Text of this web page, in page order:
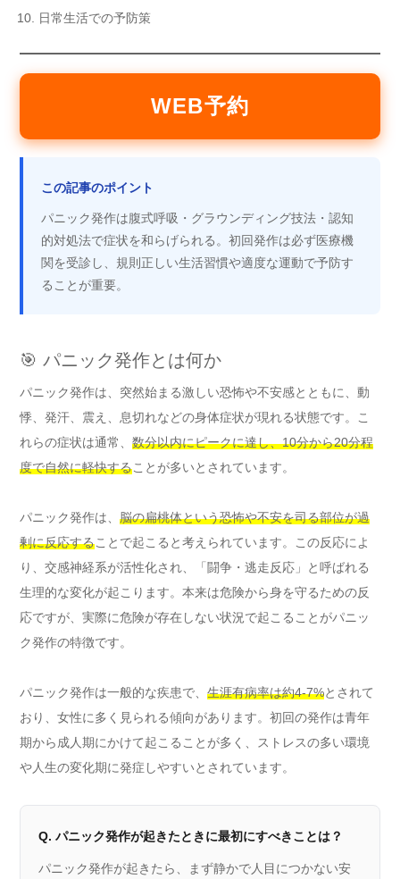
日常生活での予防策
WEB予約
この記事のポイント
パニック発作は腹式呼吸・グラウンディング技法・認知
的対処法で症状を和らげられる。初回発作は必ず医療機
関を受診し、規則正しい生活習慣や適度な運動で予防す
ることが重要。
🎯 パニック発作とは何か
パニック発作は、突然始まる激しい恐怖や不安感とともに、動
悸、発汗、震え、息切れなどの身体症状が現れる状態です。こ
れらの症状は通常、 数分以内にピークに達し、10分から20分程
度で自然に軽快することが多いとされています。
パニック発作は、 脳の扁桃体という恐怖や不安を司る部位が過
剰に反応することで起こると考えられています。この反応によ
り、交感神経系が活性化され、「闘争・逃走反応」と呼ばれる
生理的な変化が起こります。本来は危険から身を守るための反
応ですが、実際に危険が存在しない状況で起こることがパニッ
ク発作の特徴です。
パニック発作は一般的な疾患で、 生涯有病率は約4-7%とされて
おり、女性に多く見られる傾向があります。初回の発作は青年
期から成人期にかけて起こることが多く、ストレスの多い環境
や人生の変化期に発症しやすいとされています。
Q. パニック発作が起きたときに最初にすべきことは？
パニック発作が起きたら、まず静かで人目につかない安